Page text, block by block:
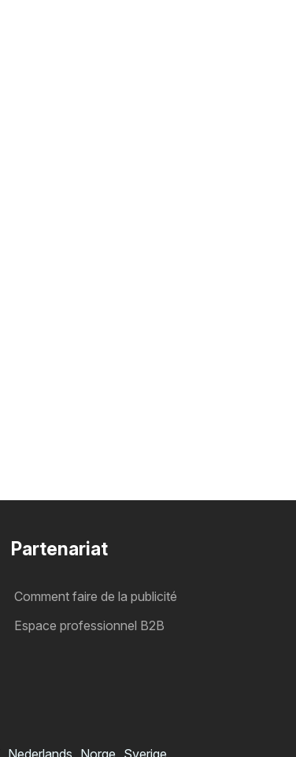
Partenariat
Comment faire de la publicité
Espace professionnel B2B
Nederlands Norge Sverige